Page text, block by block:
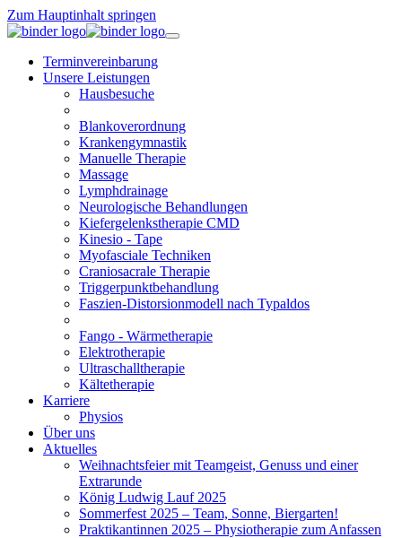
Zum Hauptinhalt springen
Terminvereinbarung
Unsere Leistungen
Hausbesuche
Blankoverordnung
Krankengymnastik
Manuelle Therapie
Massage
Lymphdrainage
Neurologische Behandlungen
Kiefergelenkstherapie CMD
Kinesio - Tape
Myofasciale Techniken
Craniosacrale Therapie
Triggerpunktbehandlung
Faszien-Distorsionmodell nach Typaldos
Fango - Wärmetherapie
Elektrotherapie
Ultraschalltherapie
Kältetherapie
Karriere
Physios
Über uns
Aktuelles
Weihnachtsfeier mit Teamgeist, Genuss und einer
Extrarunde
König Ludwig Lauf 2025
Sommerfest 2025 – Team, Sonne, Biergarten!
Praktikantinnen 2025 – Physiotherapie zum Anfassen